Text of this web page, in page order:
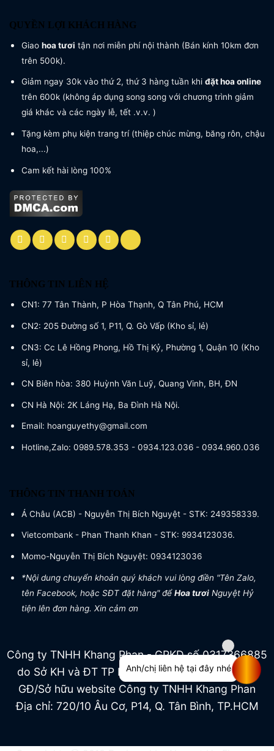
QUYỀN LỢI KHÁCH HÀNG
Giao hoa tươi tận nơi miễn phí nội thành (Bán kính 10km đơn
trên 500k).
Giảm ngay 30k vào thứ 2, thứ 3 hàng tuần khi đặt hoa online
trên 600k (không áp dụng song song với chương trình giảm
giá khác và các ngày lễ, tết .v.v. )
Tặng kèm phụ kiện trang trí (thiệp chúc mừng, băng rôn, chậu
hoa,...)
Cam kết hài lòng 100%
THÔNG TIN LIÊN HỆ
CN1: 77 Tân Thành, P Hòa Thạnh, Q Tân Phú, HCM
CN2: 205 Đường số 1, P11, Q. Gò Vấp (Kho sỉ, lẻ)
CN3: Cc Lê Hồng Phong, Hồ Thị Kỷ, Phường 1, Quận 10 (Kho
sỉ, lẻ)
CN Biên hòa: 380 Huỳnh Văn Luỹ, Quang Vinh, BH, ĐN
CN Hà Nội: 2K Láng Hạ, Ba Đình Hà Nội.
Email: hoanguyethy@gmail.com
Hotline,Zalo: 0989.578.353 - 0934.123.036 - 0934.960.036
THÔNG TIN THANH TOÁN
Á Châu (ACB) - Nguyễn Thị Bích Nguyệt - STK: 249358339.
Vietcombank - Phan Thanh Khan - STK: 9934123036.
Momo-Nguyễn Thị Bích Nguyệt: 0934123036
*Nội dung chuyển khoản quý khách vui lòng điền "Tên Zalo,
tên Facebook, hoặc SĐT đặt hàng" đểHoa tươi Nguyệt Hỷ
tiện lên đơn hàng. Xin cảm ơn
Công ty TNHH Khang Phan - GPKD số 0317366885
do Sở KH và ĐT TP HCM cấp ngày 04/07/2022
GĐ/Sở hữu website Công ty TNHH Khang Phan
Địa chỉ: 720/10 Âu Cơ, P14, Q. Tân Bình, TP.HCM
Anh/chị liên hệ tại đây nhé